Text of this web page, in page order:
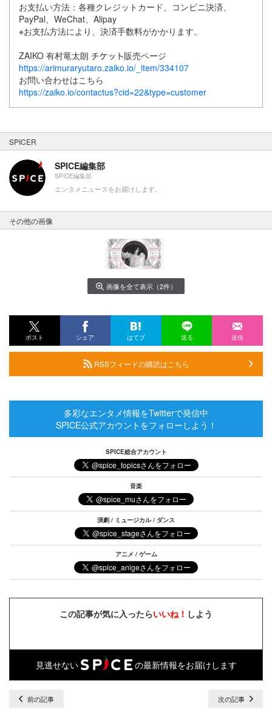
お支払い方法：各種クレジットカード、コンビニ決済、
PayPal、WeChat、Alipay
※お支払方法により、決済手数料がかかります。
ZAIKO 有村竜太朗
販売ページ
https://arimuraryutaro.zaiko.io/_item/334107
お問い合わせはこちら
https://zaiko.io/contactus?cid=22&type=customer
SPICER
SPICE編集部
SPICE編集部
エンタメニュースをお届けします。
その他の画像
画像を全て表示（2件）
ポスト シェア はてブ 送る 送信
RSSフィードの購読はこちら
多彩なエンタメ情報をTwitterで発信中
SPICE公式アカウントをフォローしよう！
SPICE総合アカウント
音楽
演劇 / ミュージカル / ダンス
アニメ / ゲーム
この記事が気に入ったらいいね！ しよう
見逃せない の最新情報をお届けします
前の記事 次の記事